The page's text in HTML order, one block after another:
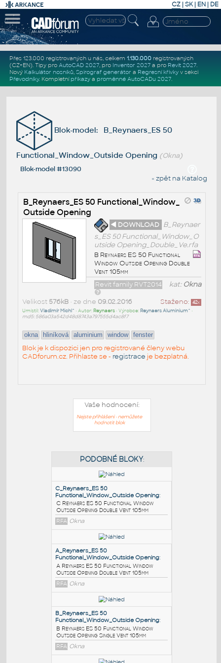
CZ | SK| EN | DE
Přes 123.000 registrovaných u nás, celkem 1.130.000registrovaných
(CZ+EN). Tipy pro AutoCAD 2027, pro Inventor 2027a pro Revit 2027.
Nový Kalkulátor nosníků, Spirograf generátor a Regresní křivkyv sekci
Převodníky. Kompletní příkazya proměnné AutoCADu 2027.
Blok-model: B_Reynaers_ES 50
Functional_Window_Outside Opening (Okna)
Blok-model #13090
« zpět na Katalog
B_Reynaers_ES 50 Functional_Window_
Outside Opening
◄ DOWNLOAD B_Reynaer
s_ES 50 Functional_Window_O
utside Opening_Double_Ve.rfa
B Reynaers ES 50 Functional
Window Outside Opening Double
Vent 105mm
kat: Okna
Revit family RVT2014
Staženo: 42x
Velikost 576kB• ze dne 09.02.2016
Umístil:Vladimír Michl^ • Autor: Reynaers• Výrobce: Reynaers Aluminium^ •
md5: 586a03a542d48d8743a797555d4ac8f7
okna hliníková aluminium window fenster
Blok je k dispozici jen pro registrované členy webu
CADforum.cz. Přihlaste se - registrace je bezplatná.
Vaše hodnocení:
Nejste přihlášeni - nemůžete
hodnotit blok
PODOBNÉ BLOKY
C_Reynaers_ES 50
Functional_Window_Outside Opening
C Reynaers ES 50 Functional Window
Outside Opening Double Vent 105mm
RFA Okna
A_Reynaers_ES 50
Functional_Window_Outside Opening